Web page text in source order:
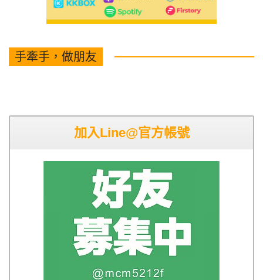
手牽手，做朋友
加入Line@官方帳號